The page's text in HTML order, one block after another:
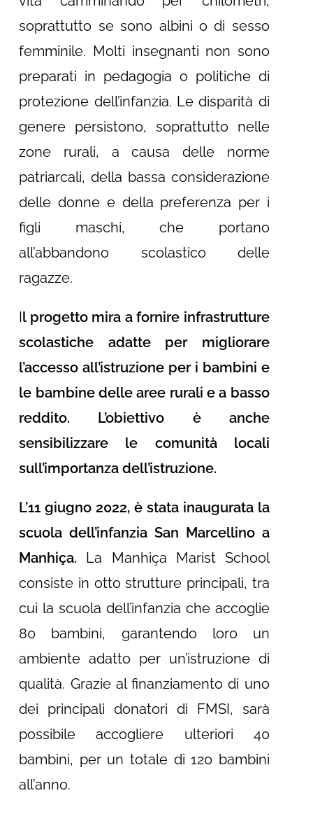
soprattutto se sono albini o di sesso
femminile. Molti insegnanti non sono
preparati in pedagogia o politiche di
protezione dell’infanzia. Le disparità di
genere persistono, soprattutto nelle
zone rurali, a causa delle norme
patriarcali, della bassa considerazione
delle donne e della preferenza per i
figli maschi, che portano
all’abbandono scolastico delle
ragazze.
Il progetto mira a fornire infrastrutture
scolastiche adatte per migliorare
l’accesso all’istruzione per i bambini e
le bambine delle aree rurali e a basso
reddito. L’obiettivo è anche
sensibilizzare le comunità locali
sull’importanza dell’istruzione.
L’11 giugno 2022, è stata inaugurata la
scuola dell’infanzia San Marcellino a
Manhiça. La Manhiça Marist School
consiste in otto strutture principali, tra
cui la scuola dell’infanzia che accoglie
80 bambini, garantendo loro un
ambiente adatto per un’istruzione di
qualità. Grazie al finanziamento di uno
dei principali donatori di FMSI, sarà
possibile accogliere ulteriori 40
bambini, per un totale di 120 bambini
all’anno.